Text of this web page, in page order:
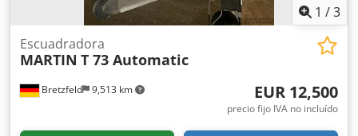
1 /3
Bretzfeld 9,513 km
Escuadradora
MARTIN T 73 Automatic
EUR 12,500
precio fijo IVA no incluído